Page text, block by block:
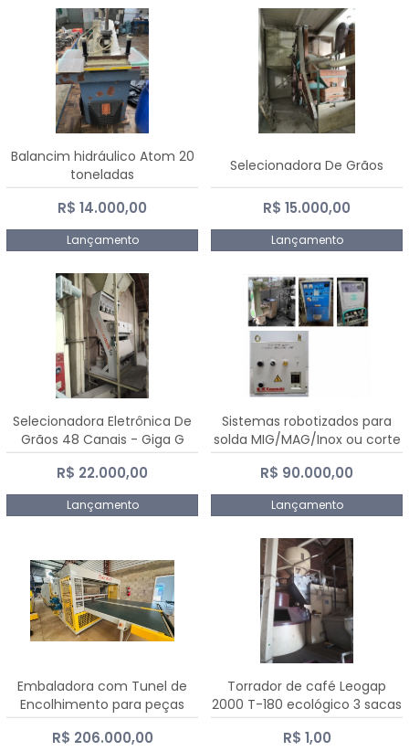
Balancim hidráulico Atom 20
toneladas
R$ 14.000,00
Lançamento
Selecionadora De Grãos
R$ 15.000,00
Lançamento
Selecionadora Eletrônica De
Grãos 48 Canais - Giga G
10000
R$ 22.000,00
Lançamento
Sistemas robotizados para
solda MIG/MAG/Inox ou corte
plasma
R$ 90.000,00
Lançamento
Embaladora com Tunel de
Encolhimento para peças
grandes portas janelas -
Dalmak
R$ 206.000,00
Torrador de café Leogap
2000 T-180 ecológico 3 sacas
de carga 540 kg/h
R$ 1,00